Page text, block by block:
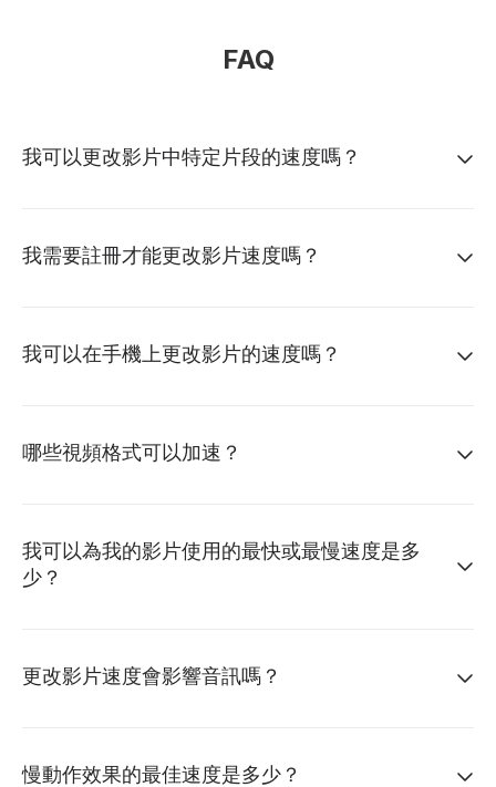
FAQ
我可以更改影片中特定片段的速度嗎？
我需要註冊才能更改影片速度嗎？
我可以在手機上更改影片的速度嗎？
哪些視頻格式可以加速？
我可以為我的影片使用的最快或最慢速度是多
少？
更改影片速度會影響音訊嗎？
慢動作效果的最佳速度是多少？